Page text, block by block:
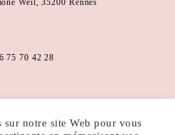
75 70 42 28
notre site Web pour vous